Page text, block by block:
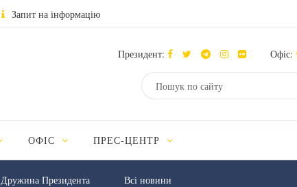
Запит на інформацію
Президент: Офіс:
ОФІС ПРЕС-ЦЕНТР
Дружина Президента Всі новини